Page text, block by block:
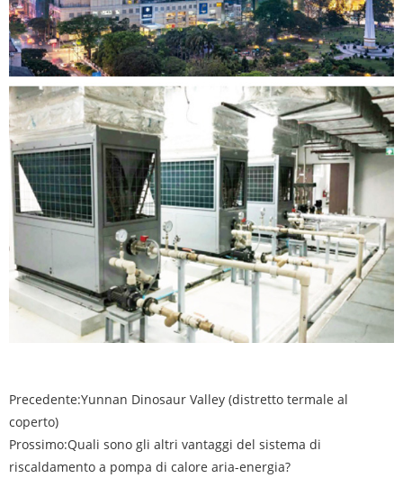
Precedente:Yunnan Dinosaur Valley (distretto termale al
coperto)
Prossimo:Quali sono gli altri vantaggi del sistema di
riscaldamento a pompa di calore aria-energia?